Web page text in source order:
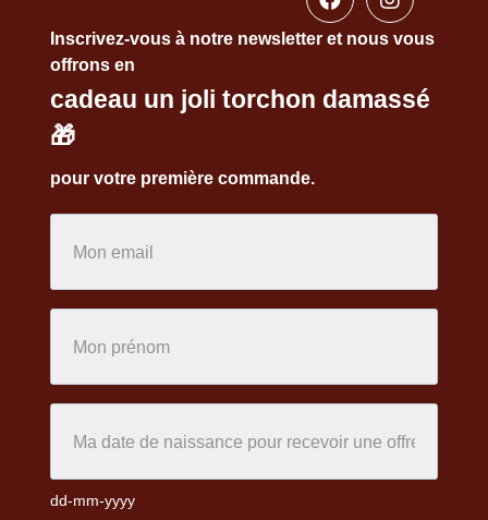
Inscrivez-vous à notre newsletter et nous vous
offrons en
cadeau un joli torchon damassé
🎁
pour votre première commande.
dd-mm-yyyy